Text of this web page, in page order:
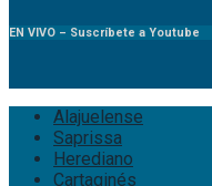
EN VIVO – Suscríbete a Youtube
Alajuelense
Saprissa
Herediano
Cartaginés